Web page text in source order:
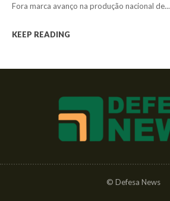
Fora marca avanço na produção nacional de...
KEEP READING
© Defesa News